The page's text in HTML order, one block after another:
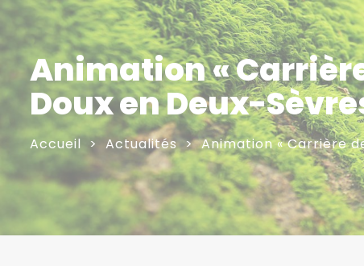
Animation «
Doux en Deux-
Accueil Actualités Animation « Carrière